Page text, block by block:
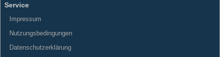
Service
Impressum
Nutzungsbedingungen
Datenschutzerklärung